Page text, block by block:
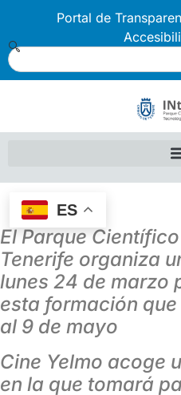
Portal de
ES
El Parque
Tenerife organiza
lunes 24 de marzo
esta formación
al 9 de mayo
Cine Yelmo acoge
en la que tomará